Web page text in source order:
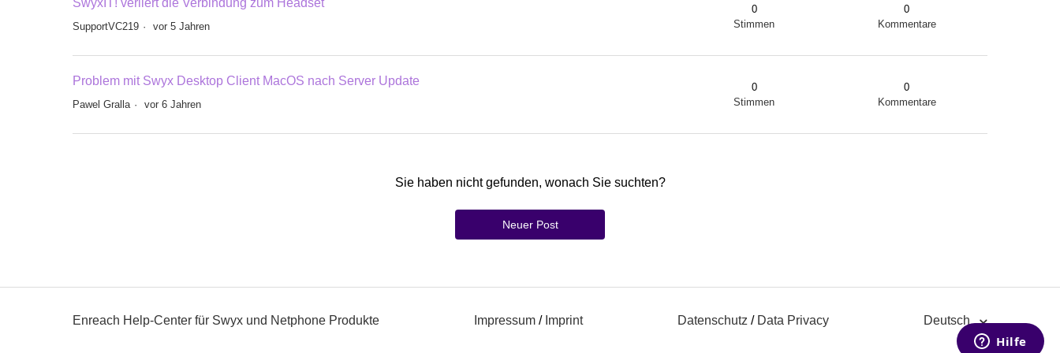
SwyxIT! verliert die Verbindung zum Headset
SupportVC219 vor 5 Jahren
0
Stimmen
0
Kommentare
Problem mit Swyx Desktop Client MacOS nach Server Update
Pawel Gralla vor 6 Jahren
0
Stimmen
0
Kommentare
Sie haben nicht gefunden, wonach Sie suchten?
Neuer Post
Enreach Help-Center für Swyx und Netphone Produkte Impressum / Imprint Datenschutz / Data Privacy Deutsch